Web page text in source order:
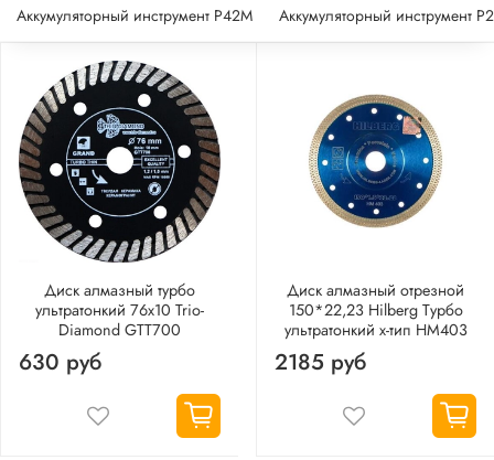
Аккумуляторный инструмент P42M Аккумуляторный инструмент
Диск алмазный турбо
ультратонкий 76х10 Trio-
Diamond GTT700
630 руб
Диск алмазный отрезной
150*22,23 Hilberg Турбо
ультратонкий х-тип HM403
2185 руб